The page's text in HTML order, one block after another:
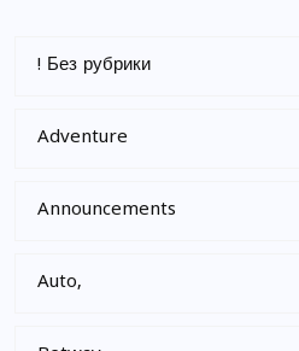
! Без рубрики
Adventure
Announcements
Auto,